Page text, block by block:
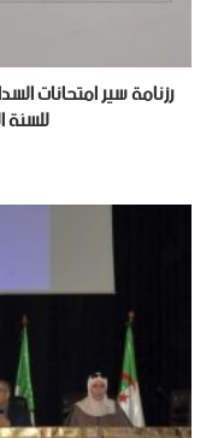
رزنامة سير امتحانات
للسنة